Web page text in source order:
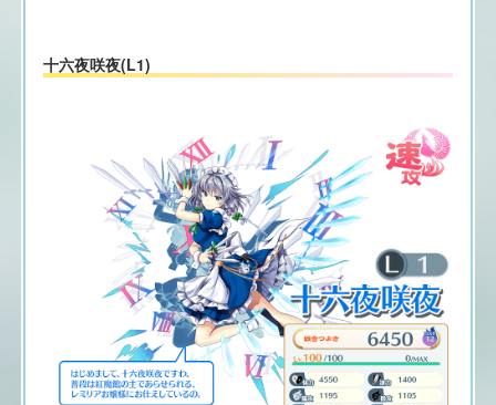
十六夜咲夜(L1)